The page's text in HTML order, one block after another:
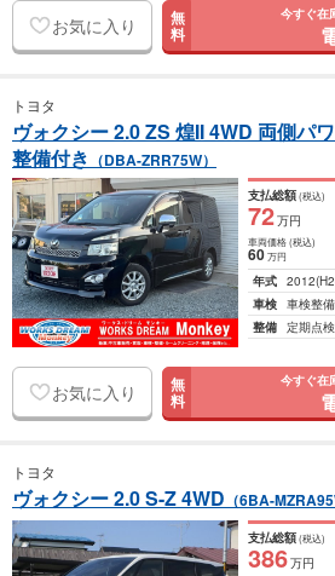
お気に入り 無
料
今すぐ在
トヨタ
ヴォクシー 2.0 ZS 煌II 4WD 両側パ
整備付き （DBA-ZRR75W）
支払総額(税込)
72万円
車両価格(税込)
60万円
年式 2012
車検 車検整
整備 定期点
お気に入り 無
料
今すぐ在
トヨタ
ヴォクシー 2.0 S-Z 4WD （6BA-
支払総額(税込)
386万円